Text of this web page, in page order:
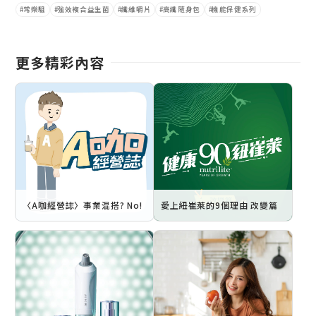
常樂駔 強效複合益生菌 纖維嚼片 高纖隨身包 機能保健系列
更多精彩內容
〈A咖經營誌〉事業混搭? No! 愛上紐崔萊的9個理由 改變篇